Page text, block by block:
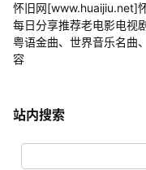
怀旧网[www.huaijiu.net]
每日分享推荐老电影电视
粤语金曲、世界音乐名曲
容
站内搜索